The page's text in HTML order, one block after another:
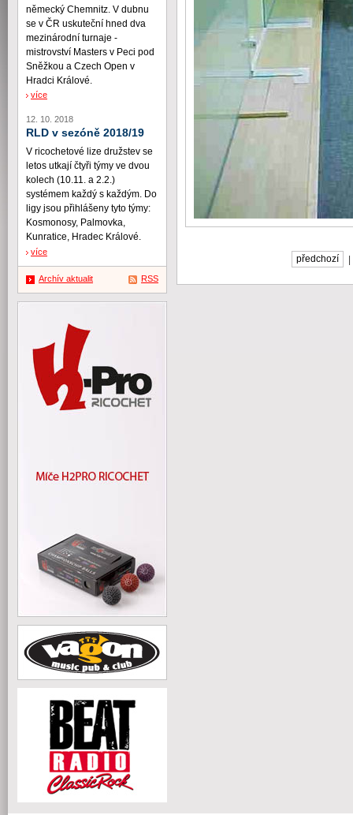
předchozí
německý Chemnitz. V dubnu
se v ČR uskuteční hned dva
mezinárodní turnaje -
mistrovství Masters v Peci pod
Sněžkou a Czech Open v
Hradci Králové.
více
12. 10. 2018
RLD v sezóně 2018/19
V ricochetové lize družstev se
letos utkají čtyři týmy ve dvou
kolech (10.11. a 2.2.)
systémem každý s každým. Do
ligy jsou přihlášeny tyto týmy:
Kosmonosy, Palmovka,
Kunratice, Hradec Králové.
více
Archív aktualit RSS